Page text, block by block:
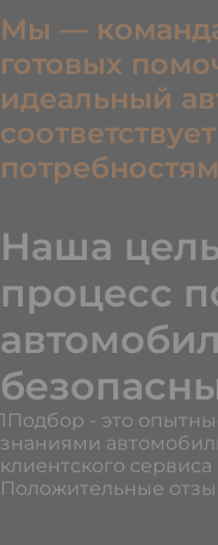
Мы —
готовых
идеальный
Наша
процесс
1Подбор - это
знаниями
клиентского
Положительные